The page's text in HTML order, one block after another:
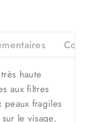
haute
aux filtres
peaux fragiles
le visage,